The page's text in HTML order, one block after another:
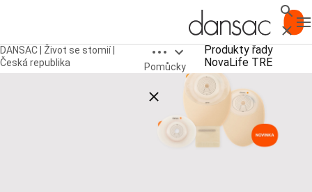
Hledat
Zavřít
DANSAC | Život se stomií |
Česká republika
Open breadcrumbs
Close breadcrumbs
Pomůcky
Produkty řady
NovaLife TRE